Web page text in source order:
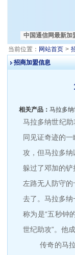
中国通信网最新加
电力电气有限公司 天津
当前位置： 网站首页 >
招商加盟信息
相关产品： 马拉多
马拉多纳世纪
同见证奇迹的
攻，但马拉多
躲过了邓加的
左路无人防守
去了。马拉多
称为是“五秒钟
世纪助攻”。他
传奇的马拉